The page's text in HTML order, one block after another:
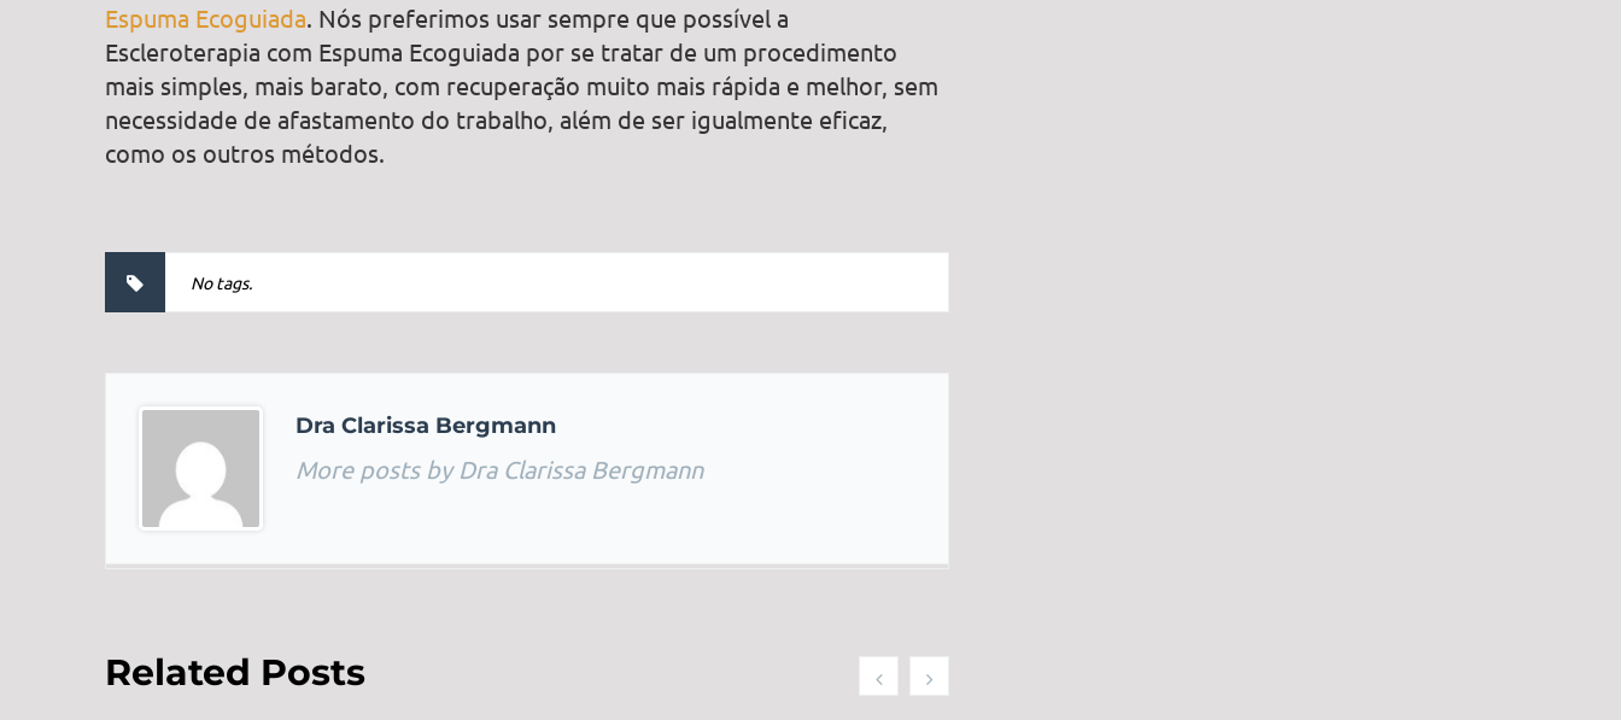
Espuma Ecoguiada. Nós preferimos usar sempre que possível a
Escleroterapia com Espuma Ecoguiada por se tratar de um procedimento
mais simples, mais barato, com recuperação muito mais rápida e melhor, sem
necessidade de afastamento do trabalho, além de ser igualmente eficaz,
como os outros métodos.
No tags.
Dra Clarissa Bergmann
More posts by Dra Clarissa Bergmann
Related Posts